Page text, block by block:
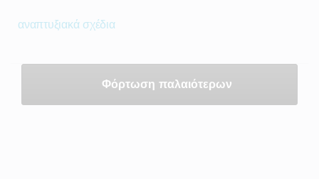
αναπτυξιακά σχέδια
Φόρτωση παλαιότερων